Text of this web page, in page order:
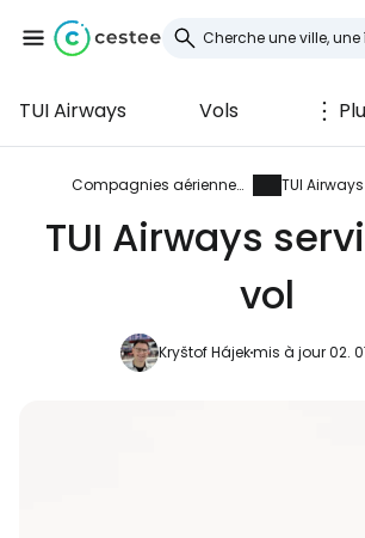
TUI Airways Vols
Compagnies aériennes TUI Airways
TUI Airways
vol
Kryštof Hájekmis à jour 02.
Se connecter à
Cestee
... la communauté mondiale